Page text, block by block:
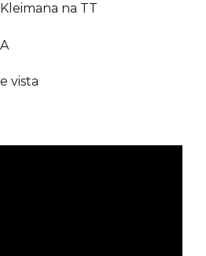
na TT
vista